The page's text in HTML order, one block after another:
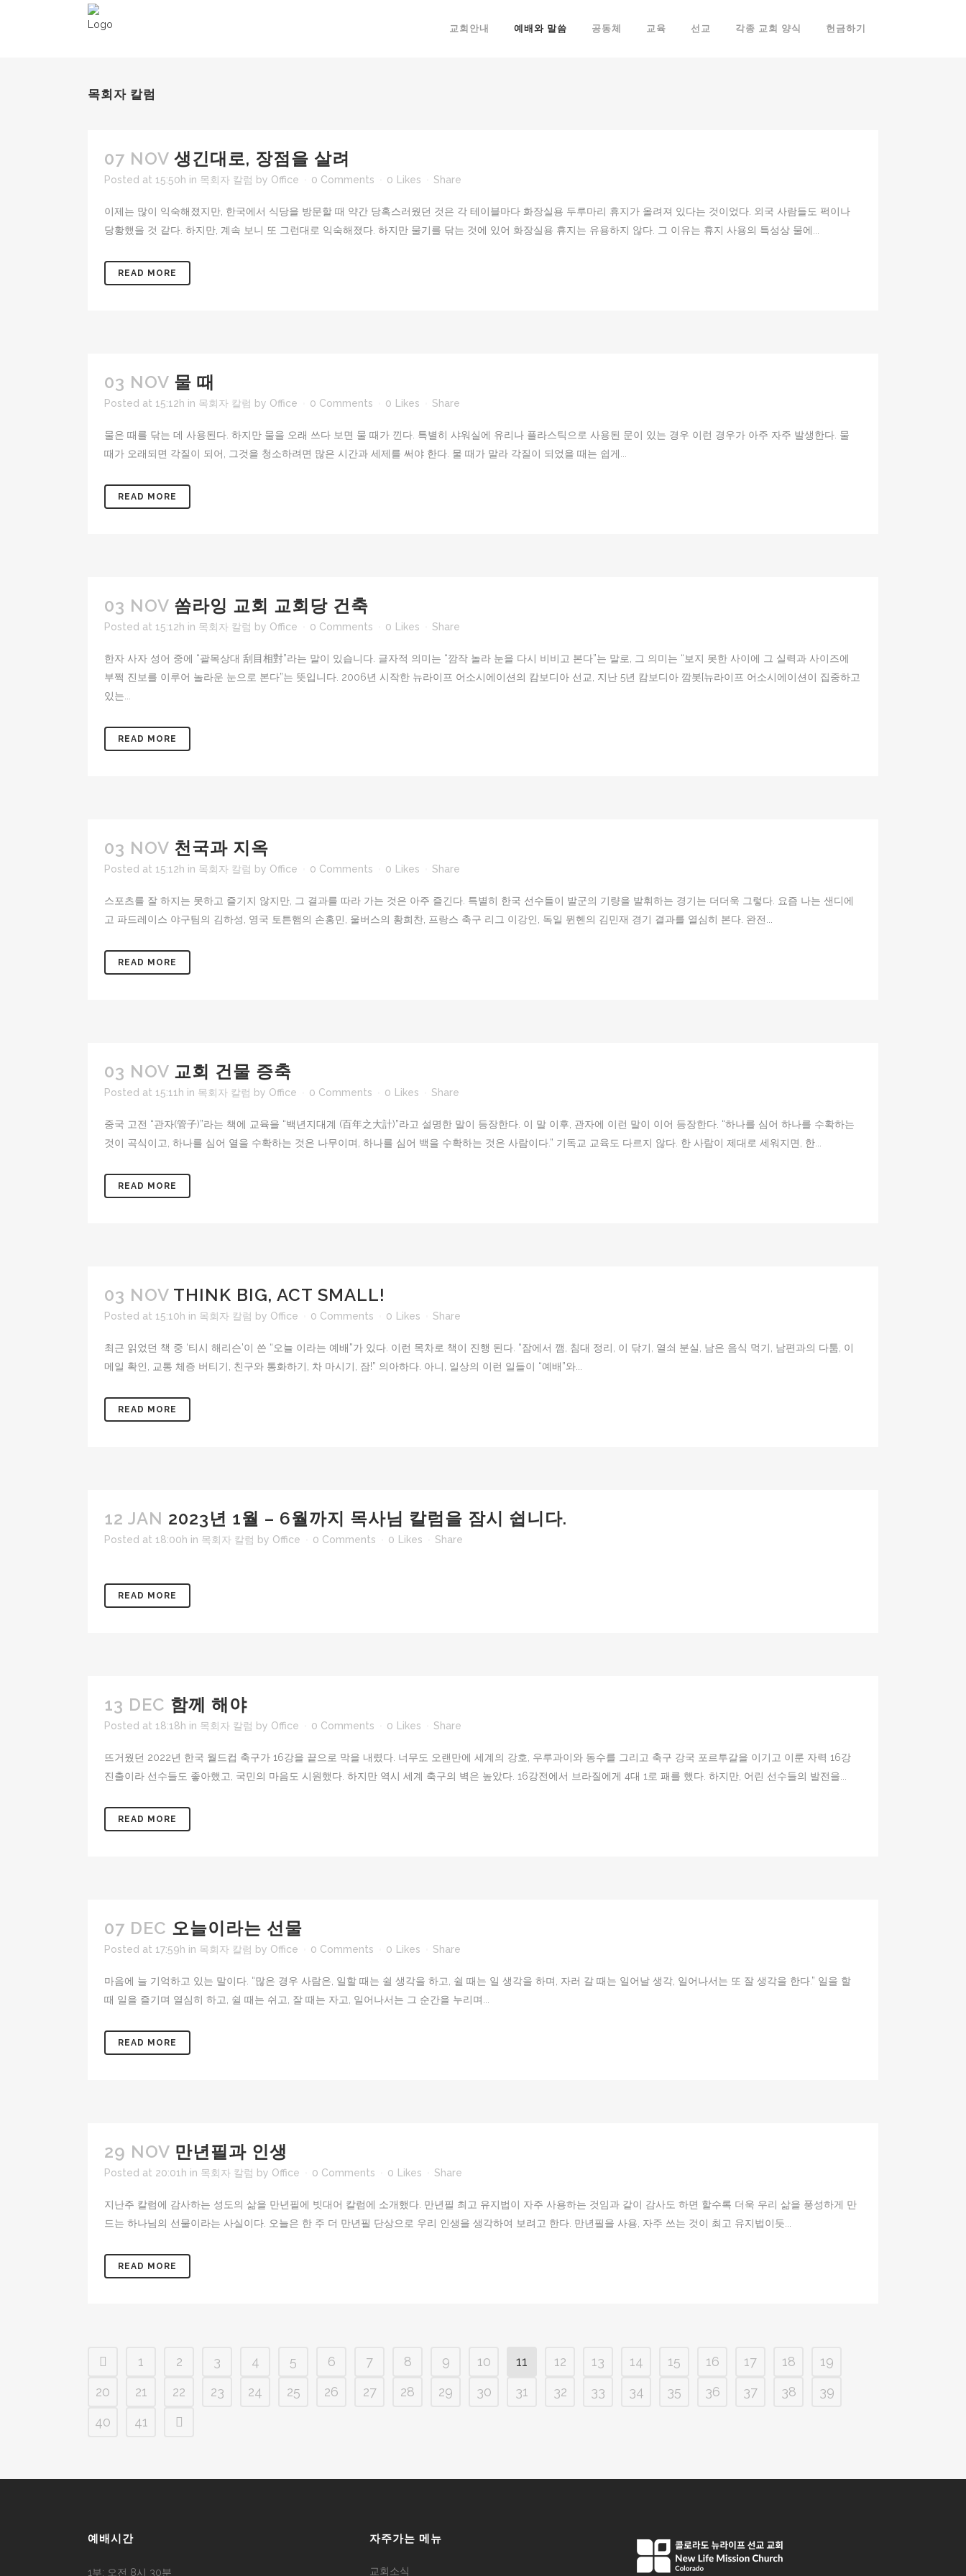
교회안내 예배와 말씀 공동체 교육 선교 각종 교회 양식 헌금하기
목회자 칼럼
07 NOV 생긴대로, 장점을 살려
Posted at 15:50h in 목회자 칼럼 by Office 0 Comments 0 Likes Share
이제는 많이 익숙해졌지만, 한국에서 식당을 방문할 때 약간 당혹스러웠던 것은 각 테이블마다 화장실용 두루마리 휴지가 올려져 있다는 것이었다. 외국 사람들도 퍽이나
당황했을 것 같다. 하지만, 계속 보니 또 그런대로 익숙해졌다. 하지만 물기를 닦는 것에 있어 화장실용 휴지는 유용하지 않다. 그 이유는 휴지 사용의 특성상 물에...
READ MORE
03 NOV 물 때
Posted at 15:12h in 목회자 칼럼 by Office 0 Comments 0 Likes Share
물은 때를 닦는 데 사용된다. 하지만 물을 오래 쓰다 보면 물 때가 낀다. 특별히 샤워실에 유리나 플라스틱으로 사용된 문이 있는 경우 이런 경우가 아주 자주 발생한다. 물
때가 오래되면 각질이 되어, 그것을 청소하려면 많은 시간과 세제를 써야 한다. 물 때가 말라 각질이 되었을 때는 쉽게...
READ MORE
03 NOV 쏨라잉 교회 교회당 건축
Posted at 15:12h in 목회자 칼럼 by Office 0 Comments 0 Likes Share
한자 사자 성어 중에 “괄목상대 刮目相對”라는 말이 있습니다. 글자적 의미는 “깜작 놀라 눈을 다시 비비고 본다”는 말로, 그 의미는 “보지 못한 사이에 그 실력과 사이즈에
부쩍 진보를 이루어 놀라운 눈으로 본다”는 뜻입니다. 2006년 시작한 뉴라이프 어소시에이션의 캄보디아 선교, 지난 5년 캄보디아 깜봇[뉴라이프 어소시에이션이 집중하고
있는...
READ MORE
03 NOV 천국과 지옥
Posted at 15:12h in 목회자 칼럼 by Office 0 Comments 0 Likes Share
스포츠를 잘 하지는 못하고 즐기지 않지만, 그 결과를 따라 가는 것은 아주 즐긴다. 특별히 한국 선수들이 발군의 기량을 발휘하는 경기는 더더욱 그렇다. 요즘 나는 샌디에
고 파드레이스 야구팀의 김하성, 영국 토튼햄의 손홍민, 울버스의 황희찬, 프랑스 축구 리그 이강인, 독일 뮌헨의 김민재 경기 결과를 열심히 본다. 완전...
READ MORE
03 NOV 교회 건물 증축
Posted at 15:11h in 목회자 칼럼 by Office 0 Comments 0 Likes Share
중국 고전 “관자(管子)”라는 책에 교육을 “백년지대계 (百年之大計)”라고 설명한 말이 등장한다. 이 말 이후, 관자에 이런 말이 이어 등장한다. “하나를 심어 하나를 수확하는
것이 곡식이고, 하나를 심어 열을 수확하는 것은 나무이며, 하나를 심어 백을 수확하는 것은 사람이다.” 기독교 교육도 다르지 않다. 한 사람이 제대로 세워지면, 한...
READ MORE
03 NOV THINK BIG, ACT SMALL!
Posted at 15:10h in 목회자 칼럼 by Office 0 Comments 0 Likes Share
최근 읽었던 책 중 ‘티시 해리슨’이 쓴 “오늘 이라는 예배”가 있다. 이런 목차로 책이 진행 된다. “잠에서 깸, 침대 정리, 이 닦기, 열쇠 분실, 남은 음식 먹기, 남편과의 다툼, 이
메일 확인, 교통 체증 버티기, 친구와 통화하기, 차 마시기, 잠!” 의아하다. 아니, 일상의 이런 일들이 “예배”와...
READ MORE
12 JAN 2023년 1월 – 6월까지 목사님 칼럼을 잠시 쉽니다.
Posted at 18:00h in 목회자 칼럼 by Office 0 Comments 0 Likes Share
READ MORE
13 DEC 함께 해야
Posted at 18:18h in 목회자 칼럼 by Office 0 Comments 0 Likes Share
뜨거웠던 2022년 한국 월드컵 축구가 16강을 끝으로 막을 내렸다. 너무도 오랜만에 세계의 강호, 우루과이와 동수를 그리고 축구 강국 포르투갈을 이기고 이룬 자력 16강
진출이라 선수들도 좋아했고, 국민의 마음도 시원했다. 하지만 역시 세계 축구의 벽은 높았다. 16강전에서 브라질에게 4대 1로 패를 했다. 하지만, 어린 선수들의 발전을...
READ MORE
07 DEC 오늘이라는 선물
Posted at 17:59h in 목회자 칼럼 by Office 0 Comments 0 Likes Share
마음에 늘 기억하고 있는 말이다. “많은 경우 사람은, 일할 때는 쉴 생각을 하고, 쉴 때는 일 생각을 하며, 자러 갈 때는 일어날 생각, 일어나서는 또 잘 생각을 한다.” 일을 할
때 일을 즐기며 열심히 하고, 쉴 때는 쉬고, 잘 때는 자고, 일어나서는 그 순간을 누리며...
READ MORE
29 NOV 만년필과 인생
Posted at 20:01h in 목회자 칼럼 by Office 0 Comments 0 Likes Share
지난주 칼럼에 감사하는 성도의 삶을 만년필에 빗대어 칼럼에 소개했다. 만년필 최고 유지법이 자주 사용하는 것임과 같이 감사도 하면 할수록 더욱 우리 삶을 풍성하게 만
드는 하나님의 선물이라는 사실이다. 오늘은 한 주 더 만년필 단상으로 우리 인생을 생각하여 보려고 한다. 만년필을 사용, 자주 쓰는 것이 최고 유지법이듯...
READ MORE
1 2 3 4 5 6 7 8 9 10 11 12 13 14 15 16 17 18
19
20
21 22 23 24 25 26 27 28 29 30 31 32 33 34 35 36 37 38
39
40
41
예배시간
1부: 오전 8시 30분
자주가는 메뉴
교회소식